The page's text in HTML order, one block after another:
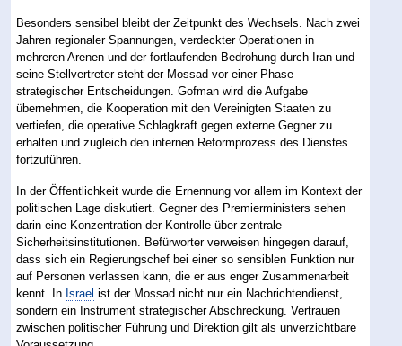
Besonders sensibel bleibt der Zeitpunkt des Wechsels. Nach zwei
Jahren regionaler Spannungen, verdeckter Operationen in
mehreren Arenen und der fortlaufenden Bedrohung durch Iran und
seine Stellvertreter steht der Mossad vor einer Phase
strategischer Entscheidungen. Gofman wird die Aufgabe
übernehmen, die Kooperation mit den Vereinigten Staaten zu
vertiefen, die operative Schlagkraft gegen externe Gegner zu
erhalten und zugleich den internen Reformprozess des Dienstes
fortzuführen.
In der Öffentlichkeit wurde die Ernennung vor allem im Kontext der
politischen Lage diskutiert. Gegner des Premierministers sehen
darin eine Konzentration der Kontrolle über zentrale
Sicherheitsinstitutionen. Befürworter verweisen hingegen darauf,
dass sich ein Regierungschef bei einer so sensiblen Funktion nur
auf Personen verlassen kann, die er aus enger Zusammenarbeit
kennt. In Israel ist der Mossad nicht nur ein Nachrichtendienst,
sondern ein Instrument strategischer Abschreckung. Vertrauen
zwischen politischer Führung und Direktion gilt als unverzichtbare